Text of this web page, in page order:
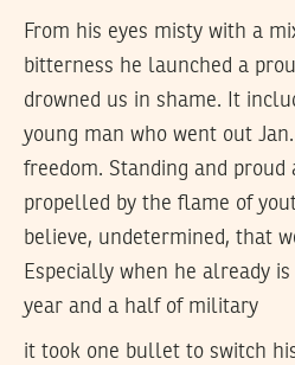
From his eyes misty with a
bitterness he launched a
drowned us in shame. It
young man who went out
freedom. Standing and proud
propelled by the flame of
believe, undetermined, that
Especially when he already
year and a half of military
it took one bullet to switch